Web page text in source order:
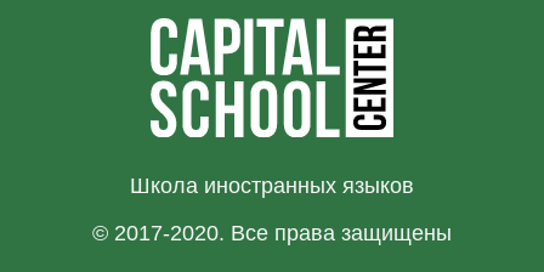
Школа иностранных языков
© 2017-2020. Все права защищены